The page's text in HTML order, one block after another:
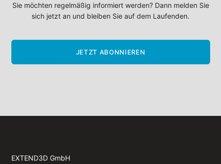
Sie möchten regelmäßig informiert werden? Dann melden Sie
sich jetzt an und bleiben Sie auf dem Laufenden.
JETZT ABONNIEREN
EXTEND3D GmbH